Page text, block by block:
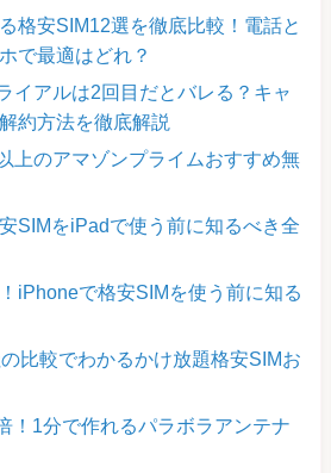
格安SIM12選を徹底比較！電話と
で最適はどれ？
イアルは2回目だとバレる？キャ
約方法を徹底解説
上のアマゾンプライムおすすめ無
SIMをiPadで使う前に知るべき全
iPhoneで格安SIMを使う前に知る
比較でわかるかけ放題格安SIMお
！1分で作れるパラボラアンテナ